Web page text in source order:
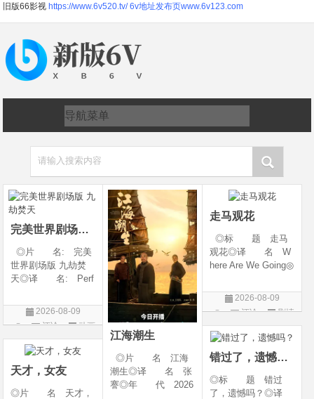
旧版66影视 https://www.6v520.tv/ 6v地址发布页www.6v123.com
请输入搜索内容
完美世界剧场版 九劫焚天
◎片 名: 完美
世界剧场版 九劫焚
天◎译 名: Perf
ne Calamities Burnin
g Heaven / Perfect
ribulations Incinerate
the H
2026-08-09
评论
动画
片
江海潮生
◎片 名 江海
潮生◎译 名 张
謇◎年 代 2026
走马观花
◎标 题 走马
观花◎译 名 W
here Are We Going◎
产 地 中国大陆
◎类 别 剧情◎
话◎上映日期 2026
-06-12(中国大陆)◎
2026-08-09
评论
剧情
片
错过了，遗憾吗？
◎标 题 错过
了，遗憾吗？◎译
天才，女友
◎片 名 天才，